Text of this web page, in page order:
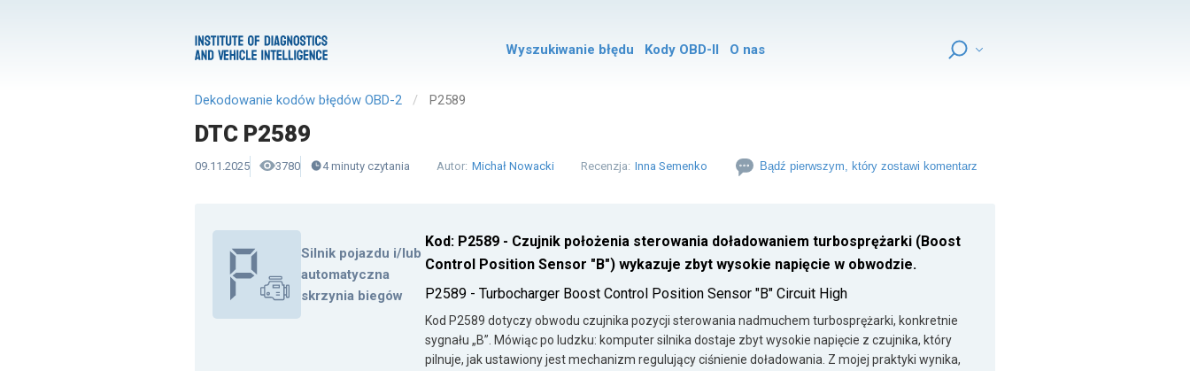
Wyszukiwanie błędu Kody OBD-II O nas
Dekodowanie kodów błędów OBD-2 P2589
DTC P2589
09.11.2025 3780 4 minuty czytania Autor: Michał Nowacki Recenzja: Inna Semenko Bądź pierwszym, który zostawi komentarz
Silnik pojazdu i/lub
automatyczna
skrzynia biegów
Kod: P2589 - Czujnik położenia sterowania doładowaniem turbosprężarki (Boost
Control Position Sensor "B") wykazuje zbyt wysokie napięcie w obwodzie.
P2589 - Turbocharger Boost Control Position Sensor "B" Circuit High
Kod P2589 dotyczy obwodu czujnika pozycji sterowania nadmuchem turbosprężarki, konkretnie
sygnału „B”. Mówiąc po ludzku: komputer silnika dostaje zbyt wysokie napięcie z czujnika, który
pilnuje, jak ustawiony jest mechanizm regulujący ciśnienie doładowania. Z mojej praktyki wynika,